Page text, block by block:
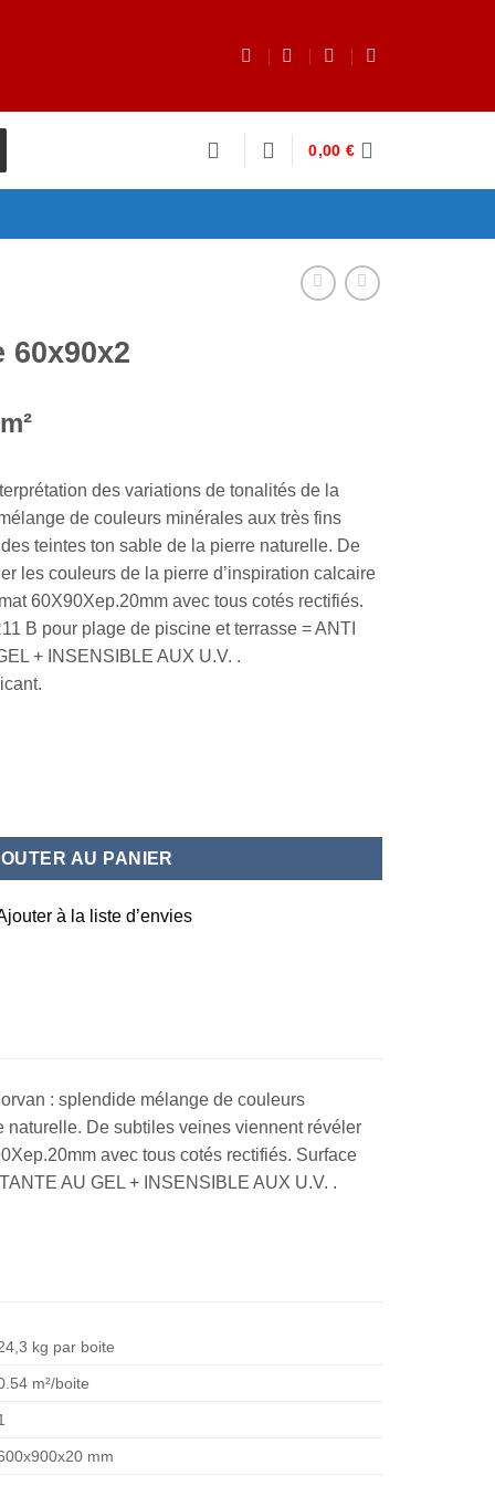
0,00 €
60x90x2
des variations de tonalités de la
de couleurs minérales aux très fins
teintes ton sable de la pierre naturelle. De
les couleurs de la pierre d’inspiration calcaire
60X90Xep.20mm avec tous cotés rectifiés.
B pour plage de piscine et terrasse = ANTI
+ INSENSIBLE AUX U.V. .
AU PANIER
à la liste d’envies
: splendide mélange de couleurs
De subtiles veines viennent révéler
avec tous cotés rectifiés. Surface
AU GEL + INSENSIBLE AUX U.V. .
kg par boite
m²/boite
mm